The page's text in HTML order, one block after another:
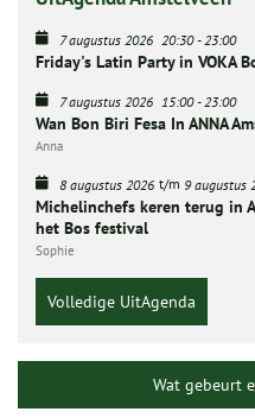
7 augustus 2026 20:30-23:00
Friday's Latin Party in VOKA
7 augustus 2026 15:00-23:00
Wan Bon Biri Fesa In ANNA
Anna
8 augustus 2026 t/m 9 augustus
Michelinchefs keren terug in
het Bos festival
Sophie
Volledige UitAgenda
Wat gebeurt